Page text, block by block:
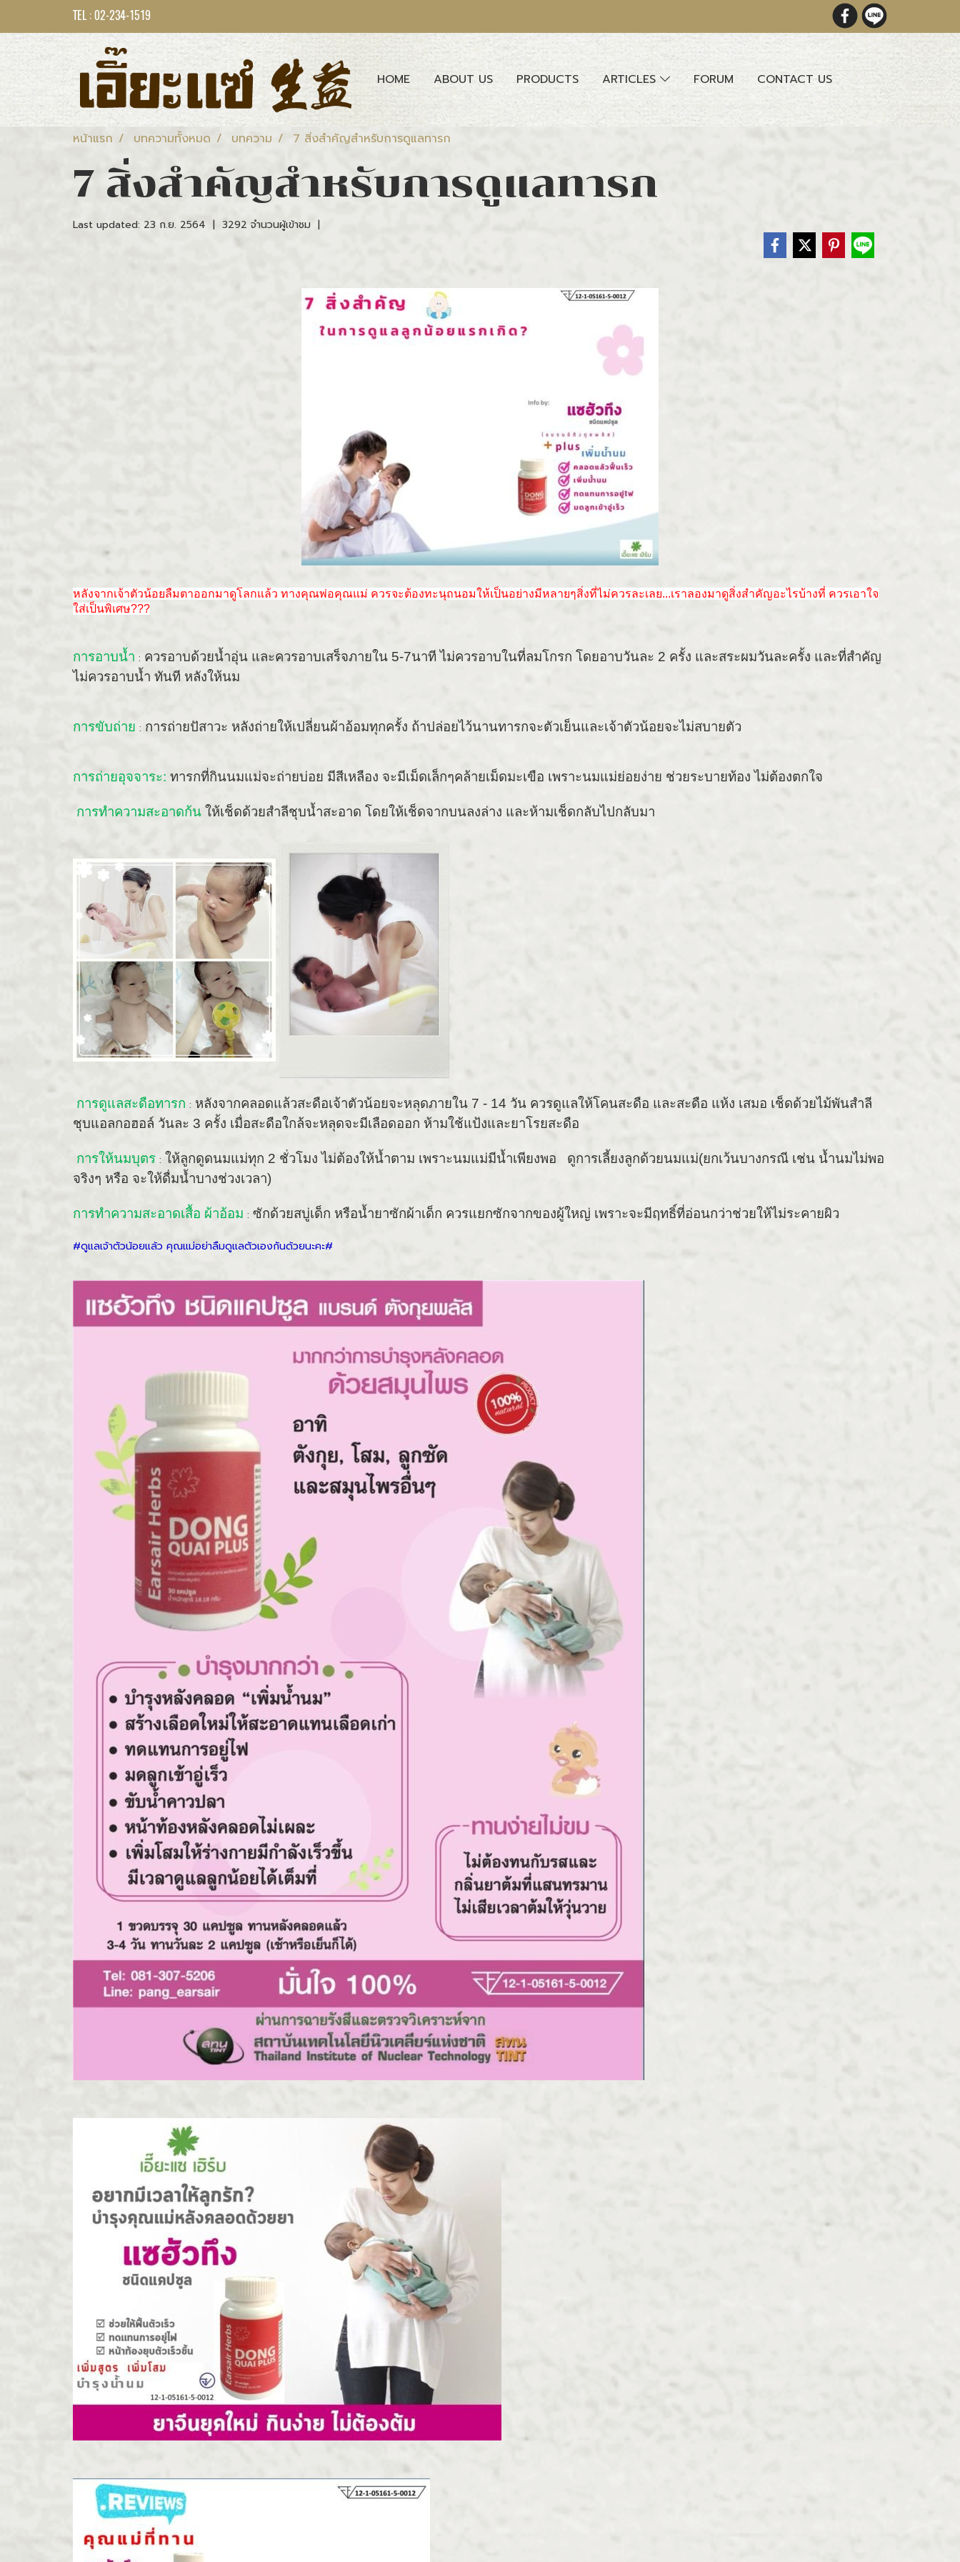
TEL : 02-234-1519
HOME ABOUT US PRODUCTS ARTICLES FORUM CONTACT US
หน้าแรก บทความทั้งหมด บทความ 7 สิ่งสำคัญสำหรับการดูแลทารก
7 สิ่งสำคัญสำหรับการดูแลทารก
Last updated: 23 ก.ย. 2564 | 3292 จำนวนผู้เข้าชม |
หลังจากเจ้าตัวน้อยลืมตาออกมาดูโลกแล้ว ทางคุณพ่อคุณแม่ ควรจะต้องทะนุถนอมให้เป็นอย่างมีหลายๆสิ่งที่ไม่ควรละเลย...เราลองมาดูสิ่งสำคัญอะไรบ้างที่ ควรเอาใจ
ใส่เป็นพิเศษ???
การอาบน้ำ : ควรอาบด้วยน้ำอุ่น และควรอาบเสร็จภายใน 5-7นาที ไม่ควรอาบในที่ลมโกรก โดยอาบวันละ 2 ครั้ง และสระผมวันละครั้ง และที่สำคัญ
ไม่ควรอาบน้ำ ทันที หลังให้นม
การขับถ่าย : การถ่ายปัสาวะ หลังถ่ายให้เปลี่ยนผ้าอ้อมทุกครั้ง ถ้าปล่อยไว้นานทารกจะตัวเย็นและเจ้าตัวน้อยจะไม่สบายตัว
การถ่ายอุจจาระ: ทารกที่กินนมแม่จะถ่ายบ่อย มีสีเหลือง จะมีเม็ดเล็กๆคล้ายเม็ดมะเขือ เพราะนมแม่ย่อยง่าย ช่วยระบายท้อง ไม่ต้องตกใจ
การทำความสะอาดก้น ให้เช็ดด้วยสำลีชุบน้ำสะอาด โดยให้เช็ดจากบนลงล่าง และห้ามเช็ดกลับไปกลับมา
การดูแลสะดือทารก : หลังจากคลอดแล้วสะดือเจ้าตัวน้อยจะหลุดภายใน 7 - 14 วัน ควรดูแลให้โคนสะดือ และสะดือ แห้ง เสมอ เช็ดด้วยไม้พันสำลี
ชุบแอลกอฮอล์ วันละ 3 ครั้ง เมื่อสะดือใกล้จะหลุดจะมีเลือดออก ห้ามใช้แป้งและยาโรยสะดือ
การให้นมบุตร : ให้ลูกดูดนมแม่ทุก 2 ชั่วโมง ไม่ต้องให้น้ำตาม เพราะนมแม่มีน้ำเพียงพอ ดูการเลี้ยงลูกด้วยนมแม่(ยกเว้นบางกรณี เช่น น้ำนมไม่พอ
จริงๆ หรือ จะให้ดื่มน้ำบางช่วงเวลา)
การทำความสะอาดเสื้อ ผ้าอ้อม : ซักด้วยสบู่เด็ก หรือน้ำยาซักผ้าเด็ก ควรแยกซักจากของผู้ใหญ่ เพราะจะมีฤทธิ์ที่อ่อนกว่าช่วยให้ไม่ระคายผิว
#ดูแลเจ้าตัวน้อยแล้ว คุณแม่อย่าลืมดูแลตัวเองกันด้วยนะคะ#